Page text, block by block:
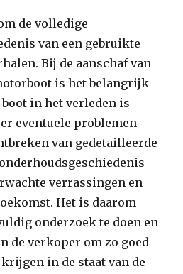
de volledige
van een gebruikte
Bij de aanschaf van
is het belangrijk
in het verleden is
eventuele problemen
van gedetailleerde
verrassingen en
Het is daarom
onderzoek te doen en
de verkoper om zo goed
in de staat van de